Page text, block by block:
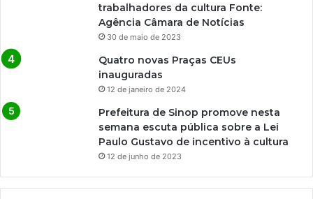
trabalhadores da cultura Fonte:
Agência Câmara de Notícias
30 de maio de 2023
Quatro novas Praças CEUs
inauguradas
12 de janeiro de 2024
Prefeitura de Sinop promove nesta
semana escuta pública sobre a Lei
Paulo Gustavo de incentivo à cultura
12 de junho de 2023